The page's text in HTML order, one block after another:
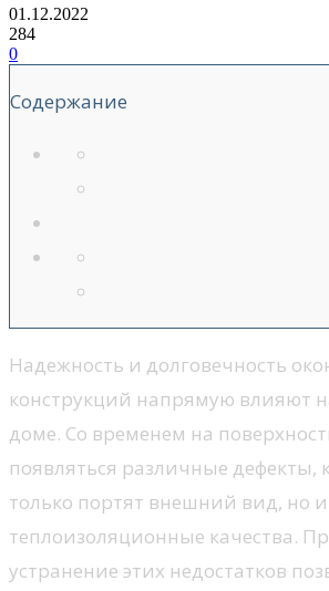
01.12.2022
284
0
Содержание
Надежность и долговечность
конструкций напрямую влияют
доме. Со временем на
появляться различные дефекты,
только портят внешний вид, но
теплоизоляционные качества.
устранение этих недостатков